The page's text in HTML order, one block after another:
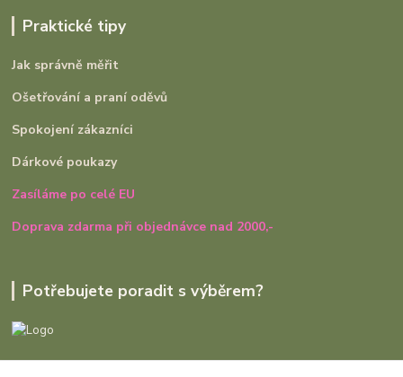
Praktické tipy
Jak správně měřit
Ošetřování a praní oděvů
Spokojení zákazníci
Dárkové poukazy
Zasíláme po celé EU
Doprava zdarma při objednávce nad 2000,-
Potřebujete poradit s výběrem?